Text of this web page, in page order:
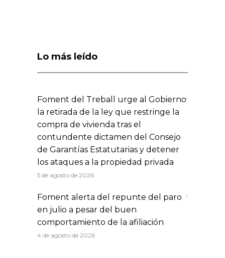
Lo más leído
Foment del Treball urge al Gobierno
la retirada de la ley que restringe la
compra de vivienda tras el
contundente dictamen del Consejo
de Garantías Estatutarias y detener
los ataques a la propiedad privada
5 de agosto de 2026
Foment alerta del repunte del paro
en julio a pesar del buen
comportamiento de la afiliación
4 de agosto de 2026